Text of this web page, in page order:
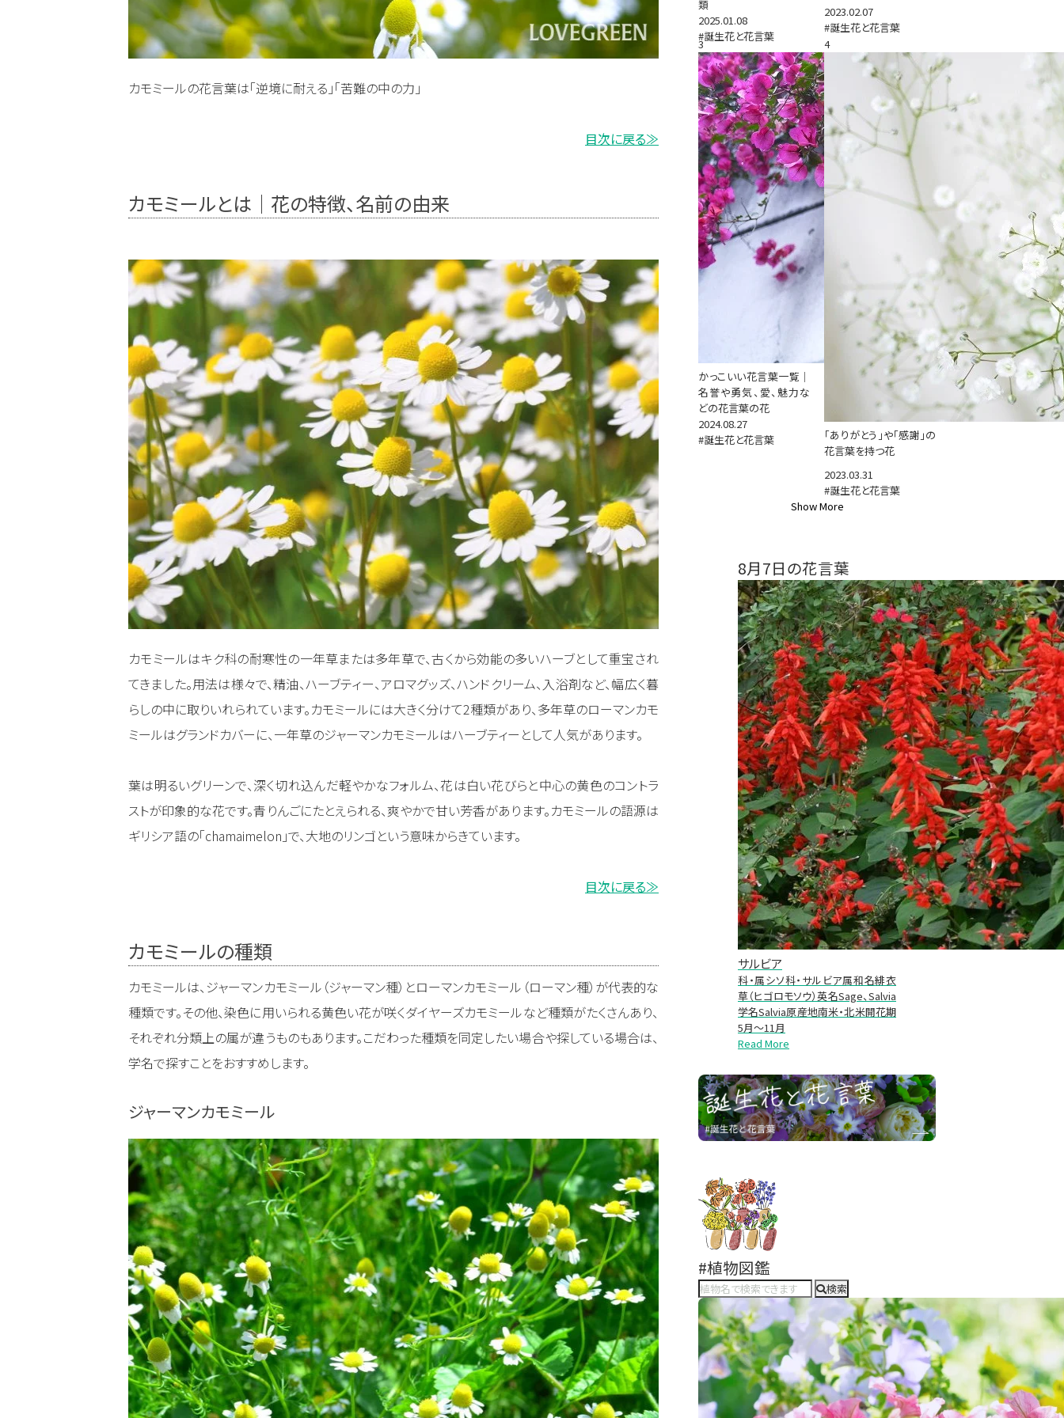
カモミールの花言葉は「逆境に耐える」「苦難の中の力」
目次に戻る≫
カモミールとは｜花の特徴、名前の由来
カモミールはキク科の耐寒性の一年草または多年草で、古くから効能の多いハーブとして重宝され
てきました。用法は様々で、精油、ハーブティー、アロマグッズ、ハンドクリーム、入浴剤など、幅広く暮
らしの中に取りいれられています。カモミールには大きく分けて2種類があり、多年草のローマンカモ
ミールはグランドカバーに、一年草のジャーマンカモミールはハーブティーとして人気があります。
葉は明るいグリーンで、深く切れ込んだ軽やかなフォルム、花は白い花びらと中心の黄色のコントラ
ストが印象的な花です。青りんごにたとえられる、爽やかで甘い芳香があります。カモミールの語源は
ギリシア語の「chamaimelon」で、大地のリンゴという意味からきています。
目次に戻る≫
カモミールの種類
カモミールは、ジャーマンカモミール（ジャーマン種）とローマンカモミール（ローマン種）が代表的な
種類です。その他、染色に用いられる黄色い花が咲くダイヤーズカモミールなど種類がたくさんあり、
それぞれ分類上の属が違うものもあります。こだわった種類を同定したい場合や探している場合は、
学名で探すことをおすすめします。
ジャーマンカモミール
類
2025.01.08
#誕生花と花言葉
2023.02.07
#誕生花と花言葉
3
かっこいい花言葉一覧｜
名誉や勇気、愛、魅力な
どの花言葉の花
2024.08.27
#誕生花と花言葉
4
「ありがとう」や「感謝」の
花言葉を持つ花
2023.03.31
#誕生花と花言葉
Show More
8月7日の花言葉
サルビア
科・属シソ科・サルビア属和名緋衣
草（ヒゴロモソウ）英名Sage、Salvia
学名Salvia原産地南米・北米開花期
5月～11月
Read More
#植物図鑑
検索